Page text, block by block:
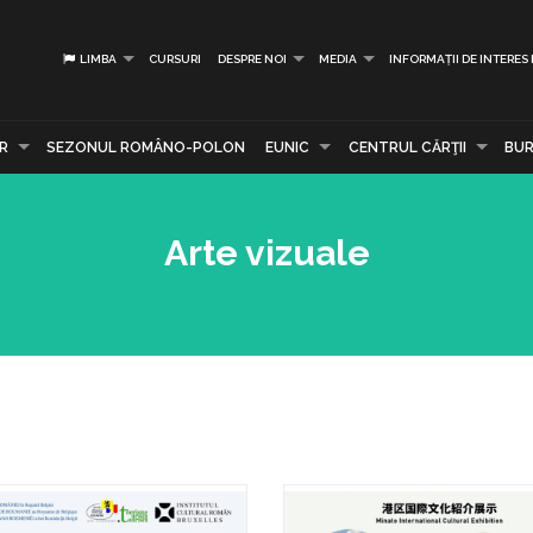
LIMBA CURSURI DESPRE NOI MEDIA INFORMAȚII DE INTERES
SEZONUL ROMÂNO-POLON EUNIC CENTRUL CĂRŢII
Arte vizuale